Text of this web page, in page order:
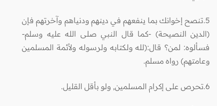
5.تنصح إخوانك بما ينفعهم في دينهم ودنياهم وآخرتهم فإن
(الدين النصيحة) -كما قال النبي صلى الله عليه وسلم-
فسألوه: لمن؟ قال:(لله ولكتابه ولرسوله ولأئمة المسلمين
وعامتهم) رواه مسلم.
6.تحرص على إكرام المسلمين, ولو بأقل القليل.